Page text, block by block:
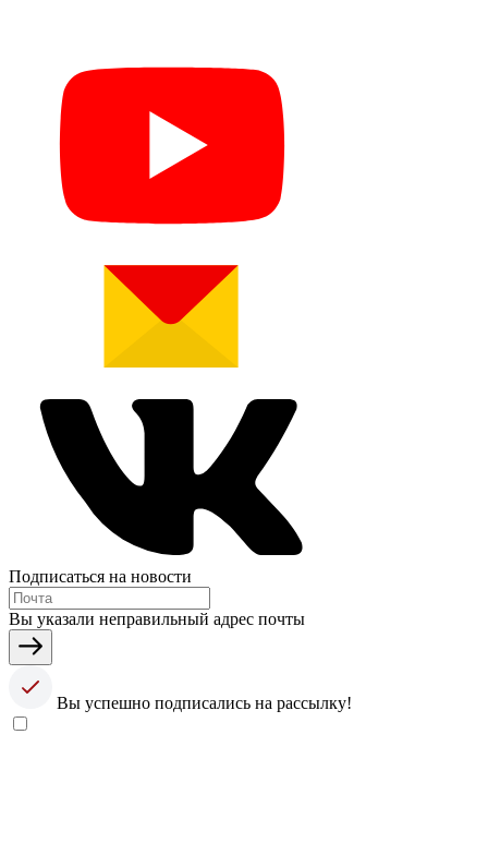
Подписаться на новости
Вы указали неправильный адрес почты
Вы успешно подписались на рассылку!